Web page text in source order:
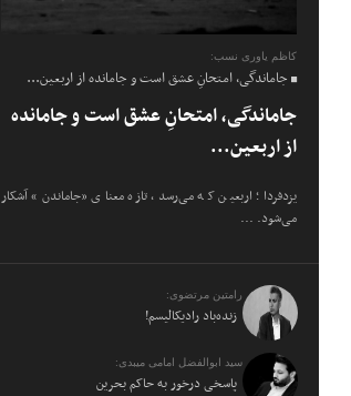
کاظم یاوری نسب:
جاماندگی، امتحانِ عشق است و جامانده از اربعین...
جاماندگی، امتحانِ عشق است و جامانده
از اربعین...
یزدفردا؛ اربعین که می‌رسد، تازه معنای «جاماندن» آشکار
می‌شود. ...
رامتین مرتضوی:
زنده‌باد رادیکالیسم!
سید ابوالفضل امامی میبدی:
پاسخی درخور به حاکم بحرین